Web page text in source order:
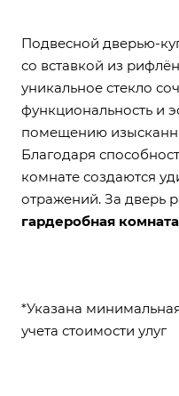
Подвесной дверью-
со вставкой из
уникальное стекло
функциональность и
помещению
Благодаря
комнате создаются
отражений. За дверь
гардеробная комната
*Указана
учета стоимости улуг